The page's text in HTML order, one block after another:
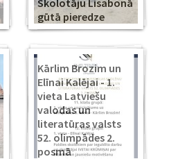
Skolotāju Lisabonā
gūtā pieredze
Kārlim Brozim un
Elīnai Kalējai - 1.
vieta Latviešu
valodas un
literatūras valsts
52. olimpādes 2.
posmā